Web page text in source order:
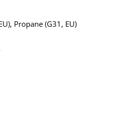
Propane (G31, EU)